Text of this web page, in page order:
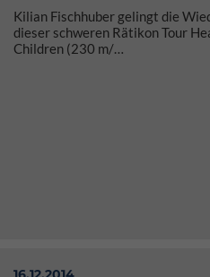
Kilian Fischhuber gelingt die
dieser schweren Rätikon Tour
Children (230 m/…